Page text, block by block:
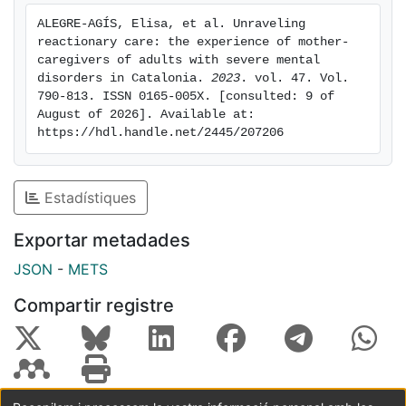
ALEGRE-AGÍS, Elisa, et al. Unraveling
reactionary care: the experience of mother-
caregivers of adults with severe mental
disorders in Catalonia. 2023 . vol. 47. Vol.
790-813. ISSN 0165-005X. [consulted: 9 of
August of 2026]. Available at:
https://hdl.handle.net/2445/207206
Estadístiques
Exportar metadades
JSON - METS
Compartir registre